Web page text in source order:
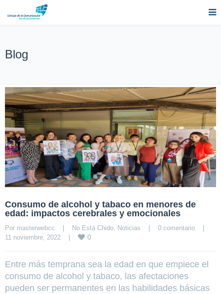
Blog
Consumo de alcohol y tabaco en menores de
edad: impactos cerebrales y emocionales
Por masterwebcc | No Está Chido Noticias | 0 comentario
|
11 noviembre, 2022 | 0
Entre más temprana sea la edad en que empiece el
consumo de alcohol y tabaco, las afectaciones
pueden ser permanentes en las habilidades básicas